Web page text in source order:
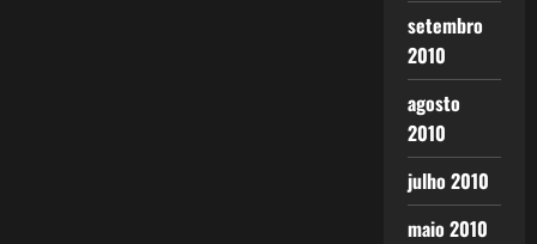
setembro
2010
agosto
2010
julho 2010
maio 2010